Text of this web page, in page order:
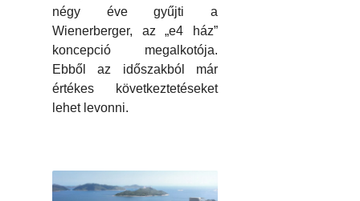
négy éve gyűjti a
Wienerberger, az „e4 ház”
koncepció megalkotója.
Ebből az időszakból már
értékes következtetéseket
lehet levonni.